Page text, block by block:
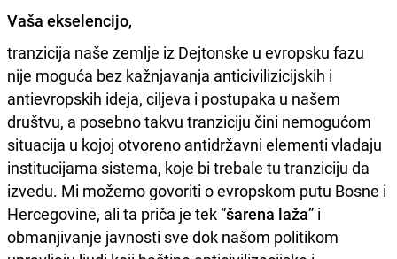
Vaša ekselencijo,
tranzicija naše zemlje iz Dejtonske u evropsku fazu
nije moguća bez kažnjavanja anticivilizicijskih i
antievropskih ideja, ciljeva i postupaka u našem
društvu, a posebno takvu tranziciju čini nemogućom
situacija u kojoj otvoreno antidržavni elementi vladaju
institucijama sistema, koje bi trebale tu tranziciju da
izvedu. Mi možemo govoriti o evropskom putu Bosne i
Hercegovine, ali ta priča je tek “šarena laža” i
obmanjivanje javnosti sve dok našom politikom